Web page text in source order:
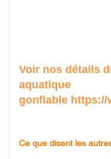
Voir nos détails
aquatique
gonflable https://
Ce que disent les